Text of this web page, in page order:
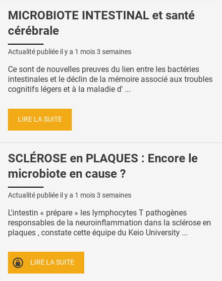
MICROBIOTE INTESTINAL et santé
cérébrale
Actualité publiée il y a 1 mois 3 semaines
Ce sont de nouvelles preuves du lien entre les bactéries
intestinales et le déclin de la mémoire associé aux troubles
cognitifs légers et à la maladie d' ...
LIRE LA SUITE
SCLÉROSE en PLAQUES : Encore le
microbiote en cause ?
Actualité publiée il y a 1 mois 3 semaines
L'intestin « prépare » les lymphocytes T pathogènes
responsables de la neuroinflammation dans la sclérose en
plaques , constate cette équipe du Keio University ...
LIRE LA SUITE